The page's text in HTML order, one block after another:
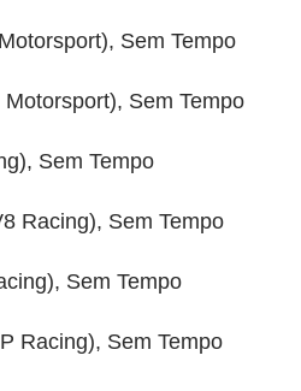
Sem Tempo
Sem Tempo
Sem Tempo
Racing), Sem Tempo
Sem Tempo
Racing), Sem Tempo